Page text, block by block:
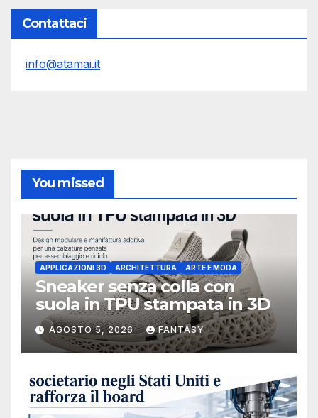
Contattaci
info@atamai.it
You missed
APPLICAZIONI 3D ARCHITETTURA ARTE E MODA
Sneaker senza colla con
suola in TPU stampata in 3D
AGOSTO 5, 2026 FANTASY